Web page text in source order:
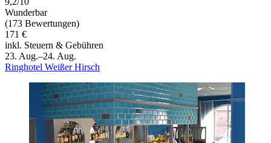
Wunderbar
(173 Bewertungen)
171 €
inkl. Steuern & Gebühren
23. Aug.–24. Aug.
Ringhotel Weißer Hirsch